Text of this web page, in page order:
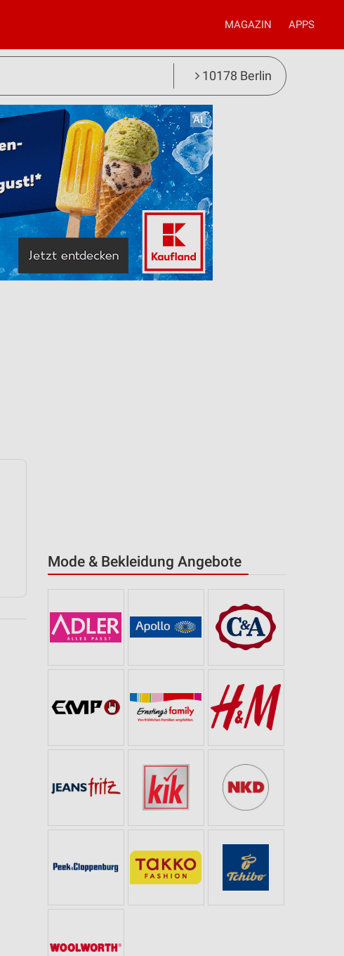
MAGAZIN APPS
10178 Berlin
Mode & Bekleidung Angebote